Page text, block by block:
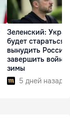
Зеленский:
будет стараться
вынудить Россию
завершить войну
зимы
5 дней назад